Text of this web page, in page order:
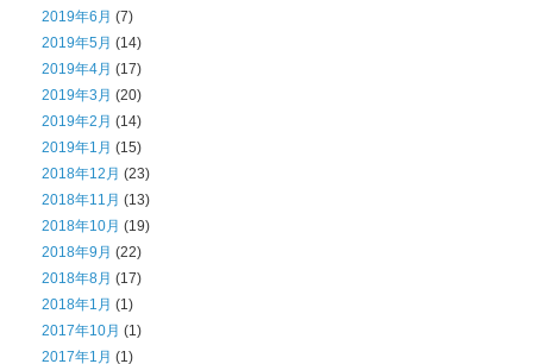
2019年6月 (7)
2019年5月 (14)
2019年4月 (17)
2019年3月 (20)
2019年2月 (14)
2019年1月 (15)
2018年12月 (23)
2018年11月 (13)
2018年10月 (19)
2018年9月 (22)
2018年8月 (17)
2018年1月 (1)
2017年10月 (1)
2017年1月 (1)